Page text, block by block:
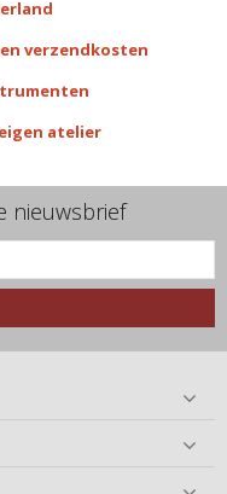
verzendkosten
atelier
nieuwsbrief